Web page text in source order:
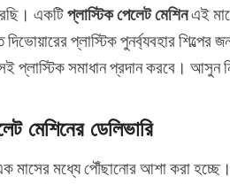
একটিপ্লাস্টিক পেলেট মেশিনএই
প্লাস্টিক পুনর্ব্যবহার
সমাধান প্রদান করবে। আসুন
মেশিনের ডেলিভারি
এক মাসের মধ্যে পৌঁছানোর আশা করা